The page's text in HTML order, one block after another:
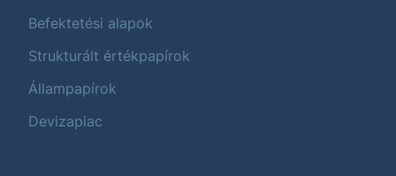
Befektetési alapok
Strukturált értékpapírok
Állampapírok
Devizapiac